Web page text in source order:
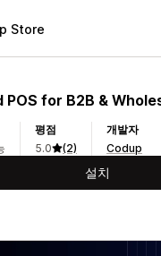
Store
POS for B2B &
평점
5.0
(2)
개발자
Codup
설치